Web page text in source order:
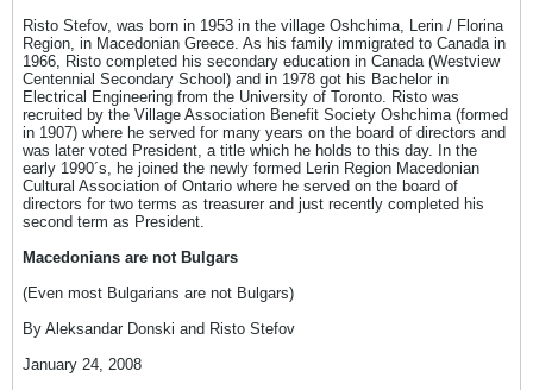
Risto Stefov, was born in 1953 in the village Oshchima, Lerin / Florina
Region, in Macedonian Greece. As his family immigrated to Canada in
1966, Risto completed his secondary education in Canada (Westview
Centennial Secondary School) and in 1978 got his Bachelor in
Electrical Engineering from the University of Toronto. Risto was
recruited by the Village Association Benefit Society Oshchima (formed
in 1907) where he served for many years on the board of directors and
was later voted President, a title which he holds to this day. In the
early 1990´s, he joined the newly formed Lerin Region Macedonian
Cultural Association of Ontario where he served on the board of
directors for two terms as treasurer and just recently completed his
second term as President.
Macedonians are not Bulgars
(Even most Bulgarians are not Bulgars)
By Aleksandar Donski and Risto Stefov
January 24, 2008